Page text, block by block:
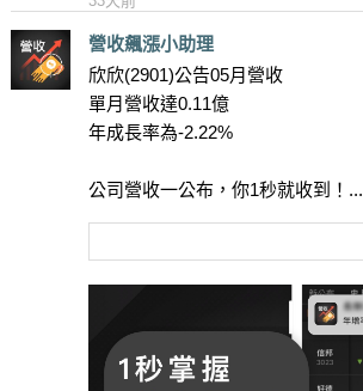
營收飆漲小助理
欣欣(2901)公告05月營收
單月營收達0.11億
年成長率為-2.22%
公司營收一公布，你1秒就收到！...